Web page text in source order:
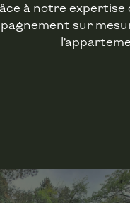
à notre
sur